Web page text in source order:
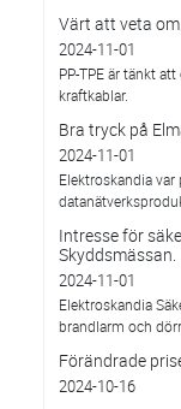
Värt att veta
2024-11-01
PP-TPE är tänkt
kraftkablar.
Bra tryck på
2024-11-01
Elektroskandia
Intresse för
Skyddsmässan.
2024-11-01
Elektroskandia
brandlarm och
Förändrade
2024-10-16